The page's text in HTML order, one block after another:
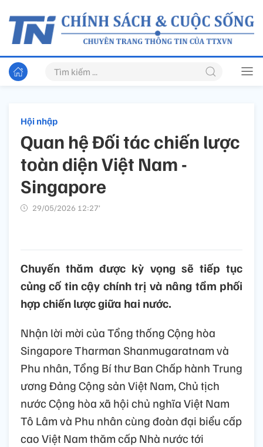
Hội nhập
Quan hệ Đối tác chiến lược
toàn diện Việt Nam -
Singapore
29/05/2026 12:27’
Chuyến thăm được kỳ vọng sẽ tiếp tục
củng cố tin cậy chính trị và nâng tầm phối
hợp chiến lược giữa hai nước.
Nhận lời mời của Tổng thống Cộng hòa
Singapore Tharman Shanmugaratnam và
Phu nhân, Tổng Bí thư Ban Chấp hành Trung
ương Đảng Cộng sản Việt Nam, Chủ tịch
nước Cộng hòa xã hội chủ nghĩa Việt Nam
Tô Lâm và Phu nhân cùng đoàn đại biểu cấp
cao Việt Nam thăm cấp Nhà nước tới